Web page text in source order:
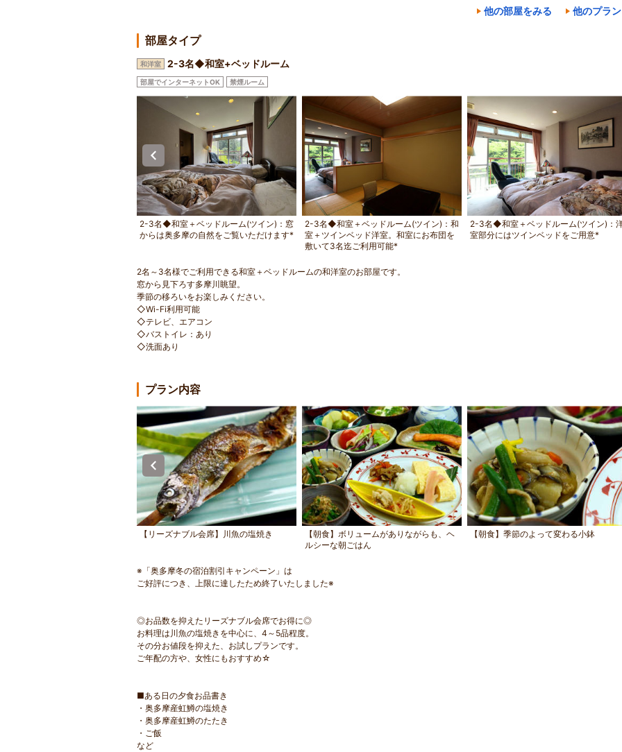
他の部屋をみる 他のプラ
部屋タイプ
和洋室 2-3名◆和室+ベッドルーム
部屋でインターネットOK 禁煙ルーム
2-3名◆和室＋ベッドルーム(ツイン)：窓
からは奥多摩の自然をご覧いただけます*
2-3名◆和室＋ベッドルーム(ツイン)：和
室＋ツインベッド洋室。和室にお布団を
敷いて3名迄ご利用可能*
2-3名◆和室＋ベッドルーム(ツイン)：
室部分にはツインベッドをご用意*
2名～3名様でご利用できる和室＋ベッドルームの和洋室のお部屋です。
窓から見下ろす多摩川眺望。
季節の移ろいをお楽しみください。
◇Wi-Fi利用可能
◇テレビ、エアコン
◇バストイレ：あり
◇洗面あり
プラン内容
【リーズナブル会席】川魚の塩焼き
【朝食】ボリュームがありながらも、ヘ
ルシーな朝ごはん
【朝食】季節のよって変わる小鉢
※「奥多摩冬の宿泊割引キャンペーン」は
ご好評につき、上限に達したため終了いたしました※
◎お品数を抑えたリーズナブル会席でお得に◎
お料理は川魚の塩焼きを中心に、4～5品程度。
その分お値段を抑えた、お試しプランです。
ご年配の方や、女性にもおすすめ☆
■ある日の夕食お品書き
・奥多摩産虹鱒の塩焼き
・奥多摩産虹鱒のたたき
・ご飯
など